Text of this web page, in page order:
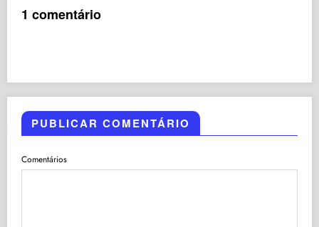
1 comentário
PUBLICAR COMENTÁRIO
Comentários